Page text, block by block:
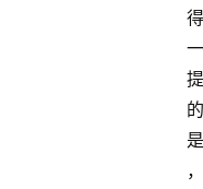
得
一
提
的
是
，